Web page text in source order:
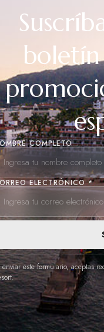
COMPLETO
ELECTRÓNICO *
este formulario, aceptas